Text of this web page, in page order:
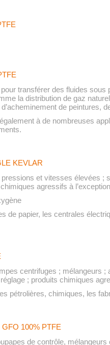
transférer des fluides sous
la distribution de gaz
de peintures,
à de nombreuses
KEVLAR
et vitesses élevées ;
agressifs à
de papier, les centrales
centrifuges ; mélangeurs
; produits chimiques
pétrolières, chimiques, les
100% PTFE
de contrôle,